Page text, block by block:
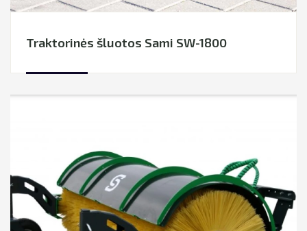
Traktorinės šluotos Sami SW-1800